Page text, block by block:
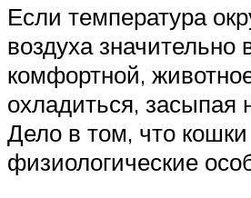
Если температура
воздуха
комфортной,
охладиться, засыпая
Дело в том, что
физиологические